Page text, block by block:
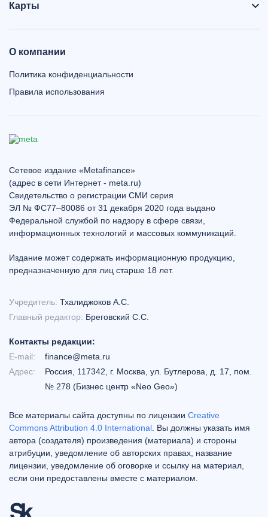
Карты
О компании
Политика конфиденциальности
Правила использования
Сетевое издание «Metafinance»
(адрес в сети Интернет - meta.ru)
Свидетельство о регистрации СМИ серия
ЭЛ № ФС77–80086 от 31 декабря 2020 года выдано
Федеральной службой по надзору в сфере связи,
информационных технологий и массовых коммуникаций.
Издание может содержать информационную продукцию,
предназначенную для лиц старше 18 лет.
Учредитель: Тхалиджоков А.С.
Главный редактор: Бреговский С.С.
Контакты редакции:
E-mail:
finance@meta.ru
Адрес:
Россия, 117342, г. Москва, ул. Бутлерова, д. 17, пом.
№ 278 (Бизнес центр «Neo Geo»)
Все материалы сайта доступны по лицензии Creative
Commons Attribution 4.0 International . Вы должны указать имя
автора (создателя) произведения (материала) и стороны
атрибуции, уведомление об авторских правах, название
лицензии, уведомление об оговорке и ссылку на материал,
если они предоставлены вместе с материалом.